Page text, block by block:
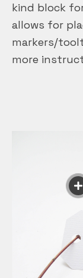
kind block
allows for
markers/
more